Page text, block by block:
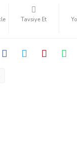
Tavsiye Et